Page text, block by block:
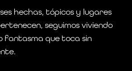
hechas, tópicos y lugares
seguimos viviendo
fantasma que toca sin